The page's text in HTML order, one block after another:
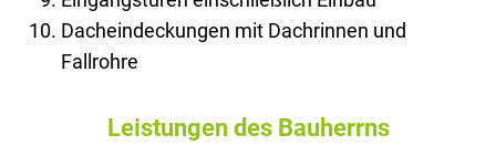
Dacheindeckungen mit Dachrinnen und
Fallrohre
Leistungen des Bauherrns